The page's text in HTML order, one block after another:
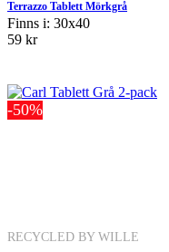
Terrazzo Tablett Mörkgrå
Finns i: 30x40
59 kr
-50%
RECYCLED BY WILLE